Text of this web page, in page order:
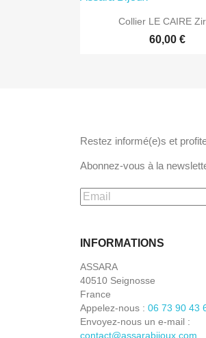
 Aperçu
Collier LE CAIRE
60,00 €
Restez informé(e)s et
Abonnez-vous à la
INFORMATIONS
ASSARA
40510 Seignosse
France
Appelez-nous : 06 73 90 43
Envoyez-nous un e-mail :
contact@assarabijoux.com